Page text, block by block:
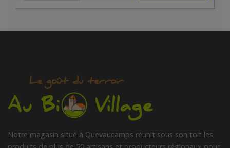
Notre magasin situé à Quevaucamps réunit sous son toit les